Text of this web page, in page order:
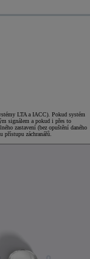
LTA a IACC). Pokud systém
signálem a pokud i přes to
zastavení (bez opuštění daného
záchranářů.